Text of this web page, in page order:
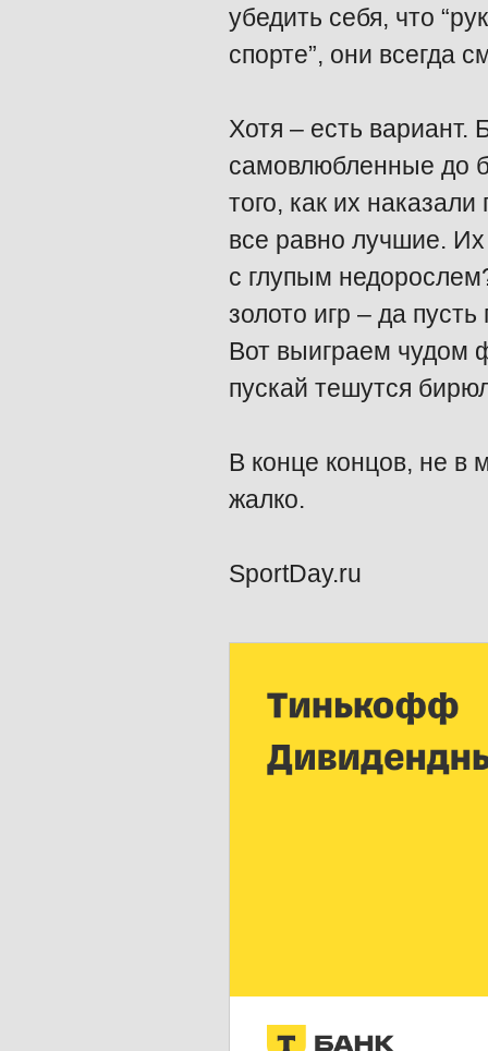
убедить себя, что
спорте”, они всегда
Хотя – есть вариант.
самовлюбленные до
того, как их
все равно лучшие.
с глупым
золото игр – да
Вот выиграем чудом
пускай тешутся
В конце концов, не в
жалко.
SportDay.ru